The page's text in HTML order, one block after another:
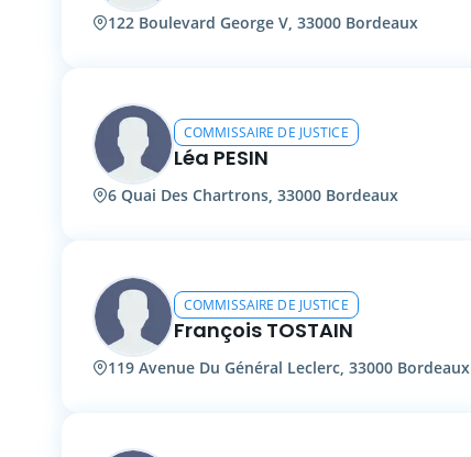
122 Boulevard George V, 33000 Bordeaux
COMMISSAIRE DE JUSTICE
Léa PESIN
6 Quai Des Chartrons, 33000 Bordeaux
COMMISSAIRE DE JUSTICE
François TOSTAIN
119 Avenue Du Général Leclerc, 33000 Bordeaux